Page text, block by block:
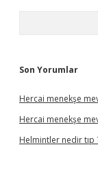
Son Yorumlar
Hercai menekşe
Hercai menekşe
Helmintler nedir tıp